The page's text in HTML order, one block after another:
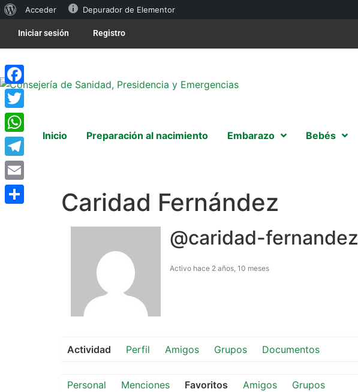
Acceder Depurador de Elementor
Iniciar sesión Registro
Inicio Preparación al nacimiento Embarazo Bebés
Caridad Fernández
@caridad-fernandez
Activo hace 2 años, 10 meses
Actividad Perfil Amigos Grupos Documentos
Personal Menciones Favoritos Amigos Grupos
Facebook
Twitter
WhatsApp
Telegram
Email